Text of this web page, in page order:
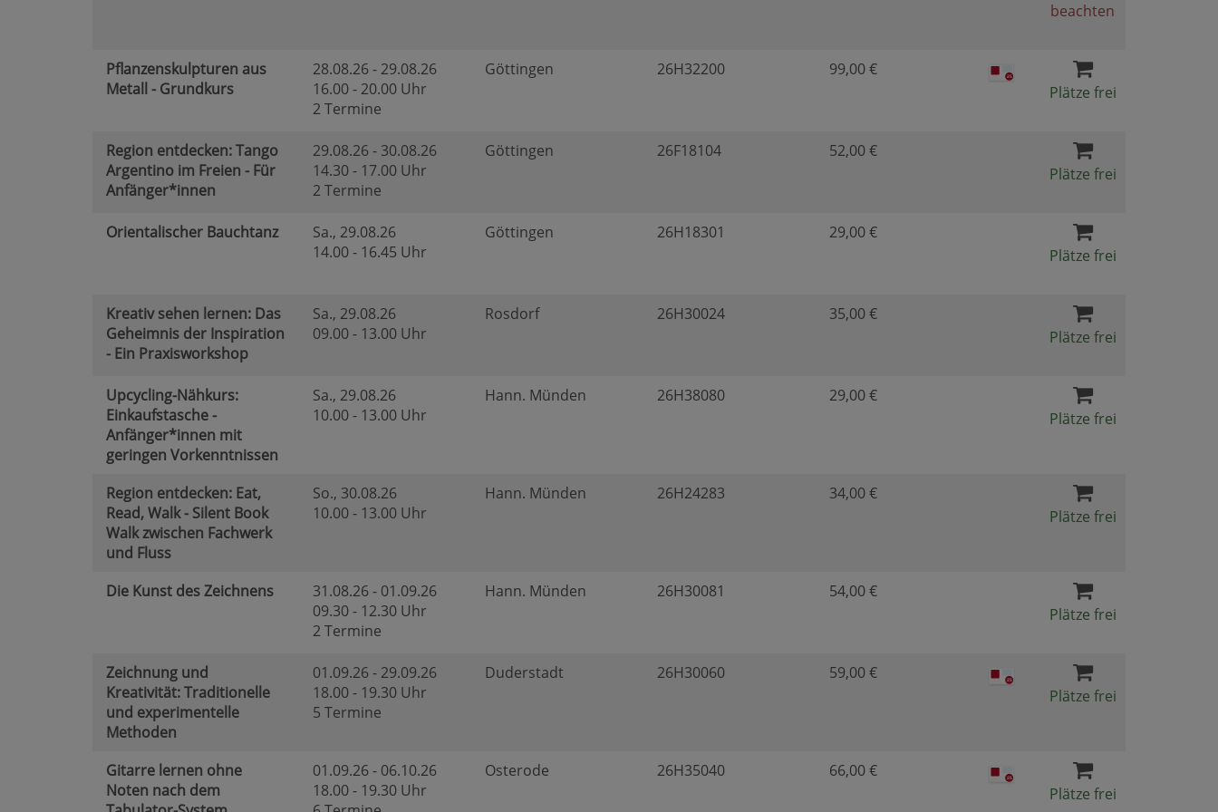
beachten
Pflanzenskulpturen aus
Metall - Grundkurs
28.08.26 - 29.08.26
16.00 - 20.00 Uhr
2 Termine
Göttingen 26H32200
99,00 €
Plätze frei
Region entdecken: Tango
Argentino im Freien - Für
Anfänger*innen
29.08.26 - 30.08.26
14.30 - 17.00 Uhr
2 Termine
Göttingen 26F18104
52,00 €
Plätze frei
Orientalischer Bauchtanz Sa., 29.08.26
14.00 - 16.45 Uhr
Göttingen 26H18301
29,00 €
Plätze frei
Kreativ sehen lernen: Das
Geheimnis der Inspiration
- Ein Praxisworkshop
Sa., 29.08.26
09.00 - 13.00 Uhr
Rosdorf 26H30024
35,00 €
Plätze frei
Upcycling-Nähkurs:
Einkaufstasche -
Anfänger*innen mit
geringen Vorkenntnissen
Sa., 29.08.26
10.00 - 13.00 Uhr
Hann. Münden 26H38080
29,00 €
Plätze frei
Region entdecken: Eat,
Read, Walk - Silent Book
Walk zwischen Fachwerk
und Fluss
So., 30.08.26
10.00 - 13.00 Uhr
Hann. Münden 26H24283
34,00 €
Plätze frei
Die Kunst des Zeichnens
31.08.26 - 01.09.26
09.30 - 12.30 Uhr
2 Termine
Hann. Münden 26H30081
54,00 €
Plätze frei
Zeichnung und
Kreativität: Traditionelle
und experimentelle
Methoden
01.09.26 - 29.09.26
18.00 - 19.30 Uhr
5 Termine
Duderstadt 26H30060
59,00 €
Plätze frei
Gitarre lernen ohne
Noten nach dem
01.09.26 - 06.10.26
18.00 - 19.30 Uhr
Osterode 26H35040
66,00 €
Plätze frei